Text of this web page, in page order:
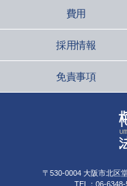
費用
採用情報
免責事項
〒530-0004 大阪市北区
TEL：06-